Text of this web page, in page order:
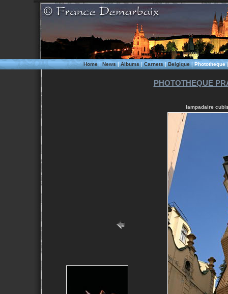
Home|News|Albums|Carnets|Belgique|Phototheque
PHOTOTHEQUE
lampadaire